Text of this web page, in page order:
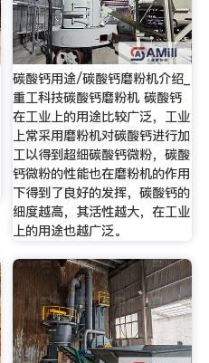
碳酸钙用途/碳酸钙磨粉机介绍_
重工科技碳酸钙磨粉机 碳酸钙
在工业上的用途比较广泛，工业
上常采用磨粉机对碳酸钙进行加
工以得到超细碳酸钙微粉，碳酸
钙微粉的性能也在磨粉机的作用
下得到了良好的发挥，碳酸钙的
细度越高，其活性越大，在工业
上的用途也越广泛。